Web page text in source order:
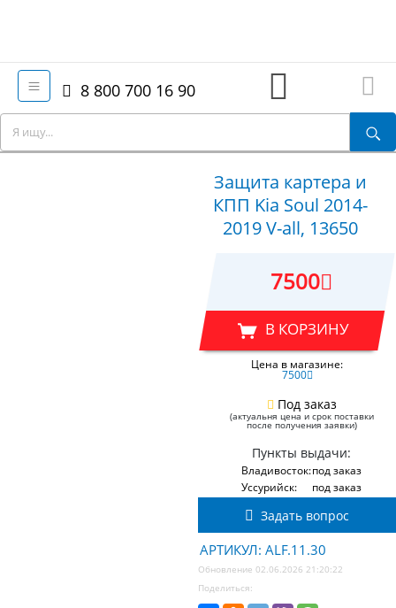
8 800 700 16 90
Защита картера и
КПП Kia Soul 2014-
2019 V-all, 13650
7500
В КОРЗИНУ
Цена в магазине:
7500
Под заказ
(актуальня цена и срок поставки
после получения заявки)
Пункты выдачи:
Владивосток:под заказ
Уссурийск:
под заказ
Задать вопрос
АРТИКУЛ: ALF.11.30
Обновление 02.06.2026 21:20:22
Поделиться: